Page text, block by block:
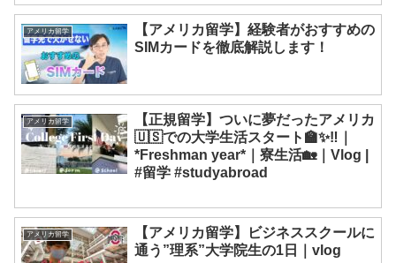
アメリカ留学
【アメリカ留学】経験者がおすすめの
SIMカードを徹底解説します！
アメリカ留学
【正規留学】ついに夢だったアメリカ
🇺🇸での大学生活スタート🏫✨‼️｜
*Freshman year*｜寮生活🏡｜Vlog |
#留学 #studyabroad
アメリカ留学
【アメリカ留学】ビジネススクールに
通う”理系”大学院生の1日｜vlog